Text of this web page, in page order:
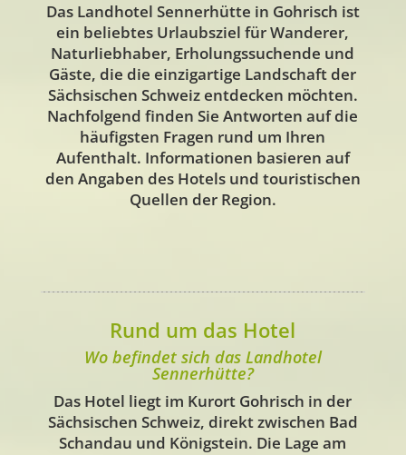
Das Landhotel Sennerhütte in Gohrisch ist
ein beliebtes Urlaubsziel für Wanderer,
Naturliebhaber, Erholungssuchende und
Gäste, die die einzigartige Landschaft der
Sächsischen Schweiz entdecken möchten.
Nachfolgend finden Sie Antworten auf die
häufigsten Fragen rund um Ihren
Aufenthalt. Informationen basieren auf
den Angaben des Hotels und touristischen
Quellen der Region.
Rund um das Hotel
Wo befindet sich das Landhotel
Sennerhütte?
Das Hotel liegt im Kurort Gohrisch in der
Sächsischen Schweiz, direkt zwischen Bad
Schandau und Königstein. Die Lage am